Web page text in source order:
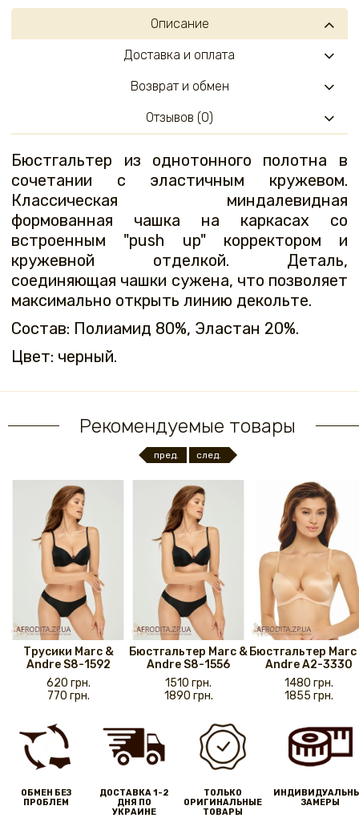
Описание
Бюстгальтер из однотонного полотна в
сочетании с эластичным кружевом.
Классическая миндалевидная
формованная чашка на каркасах со
встроенным "push up" корректором и
кружевной отделкой. Деталь,
соединяющая чашки сужена, что позволяет
максимально открыть линию декольте.
Состав: Полиамид 80%, Эластан 20%.
Цвет: черный.
Доставка и оплата
Возврат и обмен
Отзывов (0)
Рекомендуемые товары
пред. след.
Трусики Marc &
Andre S8-1592
620 грн.
770 грн.
Бюстгальтер Marc &
Andre S8-1556
1510 грн.
1890 грн.
Бюстгальтер Marc
Andre A2-3330
1480 грн.
1855 грн.
ОБМЕН БЕЗ
ПРОБЛЕМ
ДОСТАВКА 1-2
ДНЯ ПО
УКРАИНЕ
ТОЛЬКО
ОРИГИНАЛЬНЫЕ
ТОВАРЫ
ЗАМЕРЫ